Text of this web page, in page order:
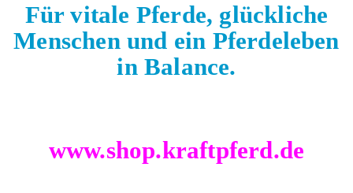
Für vitale Pferde, glückliche
Menschen und ein Pferdeleben
in Balance.
www.shop.kraftpferd.de